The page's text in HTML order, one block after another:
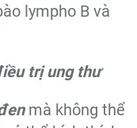
lympho B và
trị ung thư
mà không thể